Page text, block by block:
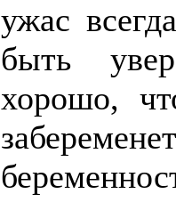
ужас
быть
хорошо,